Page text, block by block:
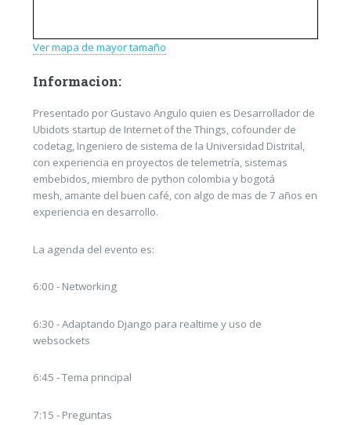
Ver mapa de mayor tamaño
Informacion:
Presentado por Gustavo Angulo quien es Desarrollador de
Ubidots startup de Internet of the Things, cofounder de
codetag, Ingeniero de sistema de la Universidad Distrital,
con experiencia en proyectos de telemetría, sistemas
embebidos, miembro de python colombia y bogotá
mesh, amante del buen café, con algo de mas de 7 años en
experiencia en desarrollo.
La agenda del evento es:
6:00 - Networking
6:30 - Adaptando Django para realtime y uso de
websockets
6:45 - Tema principal
7:15 - Preguntas